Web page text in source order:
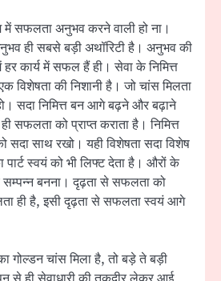
सफलता अनुभव करने वाली हो ना।
ही सबसे बड़ी अथॉरिटी है। अनुभव की
कार्य में सफल हैं ही। सेवा के निमित्त
विशेषता की निशानी है। जो चांस मिलता
सदा निमित्त बन आगे बढ़ने और बढ़ाने
सफलता को प्राप्त कराता है। निमित्त
सदा साथ रखो। यही विशेषता सदा विशेष
पार्ट स्वयं को भी लिफ्ट देता है। औरों के
सम्पन्न बनना। दृढ़ता से सफलता को
ही है, इसी दृढ़ता से सफलता स्वयं आगे
गोल्डन चांस मिला है, तो बड़े ते बड़ी